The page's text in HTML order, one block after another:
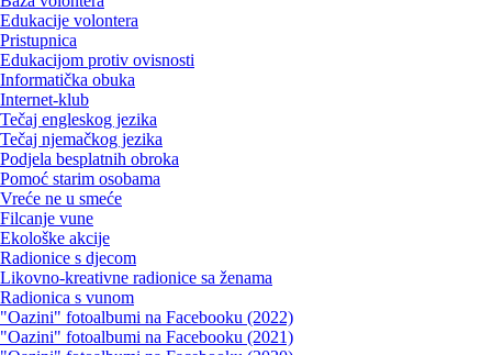
Edukacije volontera
Pristupnica
Edukacijom protiv ovisnosti
Informatička obuka
Internet-klub
Tečaj engleskog jezika
Tečaj njemačkog jezika
Podjela besplatnih obroka
Pomoć starim osobama
Vreće ne u smeće
Filcanje vune
Ekološke akcije
Radionice s djecom
Likovno-kreativne radionice sa ženama
Radionica s vunom
"Oazini" fotoalbumi na Facebooku (2022)
"Oazini" fotoalbumi na Facebooku (2021)